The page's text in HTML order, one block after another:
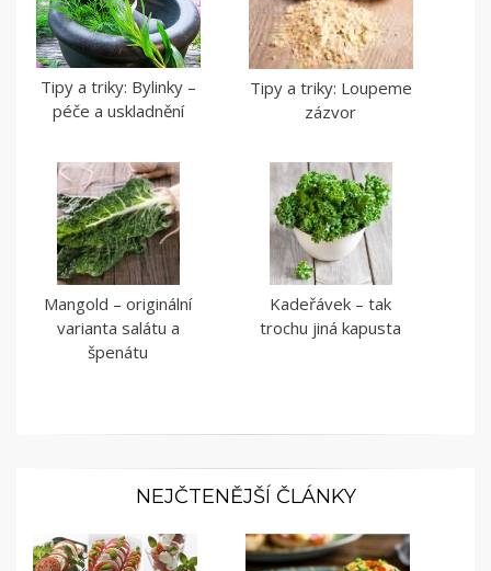
Tipy a triky: Bylinky –
péče a uskladnění
Tipy a triky: Loupeme
zázvor
Mangold – originální
varianta salátu a
špenátu
Kadeřávek – tak
trochu jiná kapusta
NEJČTENĚJŠÍ ČLÁNKY